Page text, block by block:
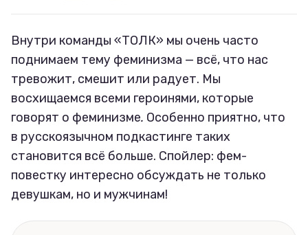
Ваши истории
Соцсети
Внутри команды «ТОЛК» мы очень часто
поднимаем тему феминизма — всё, что нас
тревожит, смешит или радует. Мы
восхищаемся всеми героинями, которые
говорят о феминизме. Особенно приятно, что
в русскоязычном подкастинге таких
становится всё больше. Спойлер: фем-
повестку интересно обсуждать не только
девушкам, но и мужчинам!